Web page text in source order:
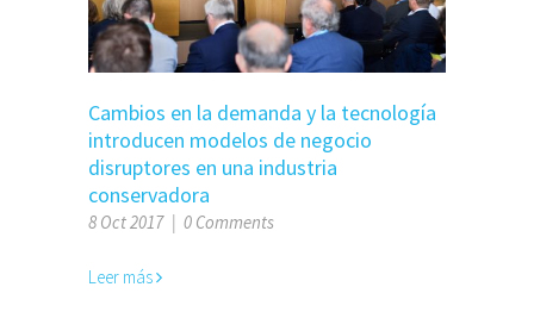
Cambios en la demanda y la tecnología
introducen modelos de negocio
disruptores en una industria
conservadora
8 Oct 2017 | 0 Comments
Leer más